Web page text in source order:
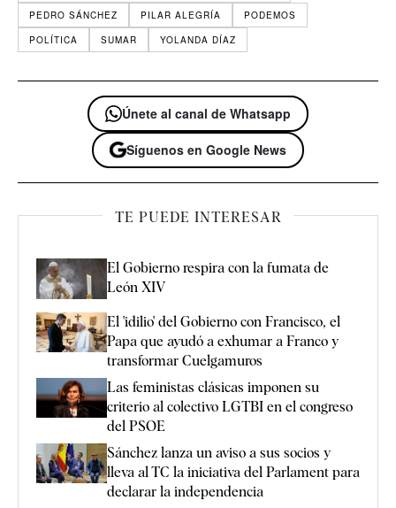
PEDRO SÁNCHEZ PILAR ALEGRÍA
PODEMOS
POLÍTICA
SUMAR YOLANDA DÍAZ
Únete al canal de Whatsapp
Síguenos en Google News
TE PUEDE INTERESAR
El Gobierno respira con la fumata de
León XIV
El 'idilio' del Gobierno con Francisco, el
Papa que ayudó a exhumar a Franco y
transformar Cuelgamuros
Las feministas clásicas imponen su
criterio al colectivo LGTBI en el congreso
del PSOE
Sánchez lanza un aviso a sus socios y
lleva al TC la iniciativa del Parlament para
declarar la independencia